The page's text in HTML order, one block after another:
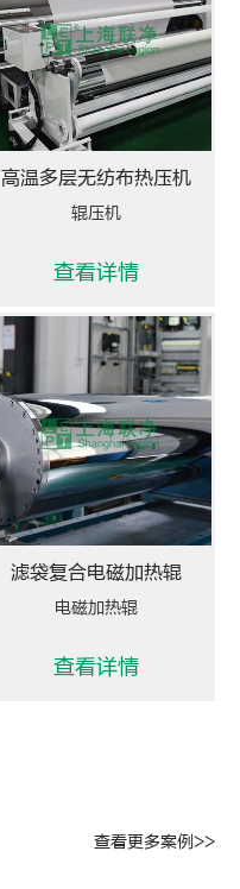
高温多层无纺布热压机
辊压机
查看详情
滤袋复合电磁加热辊
电磁加热辊
查看详情
查看更多案例>>